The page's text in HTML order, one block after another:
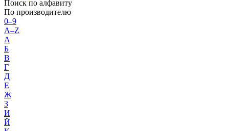
Поиск по алфавиту
По производителю
0–9
A–Z
А
Б
В
Г
Д
Е
Ж
З
И
Й